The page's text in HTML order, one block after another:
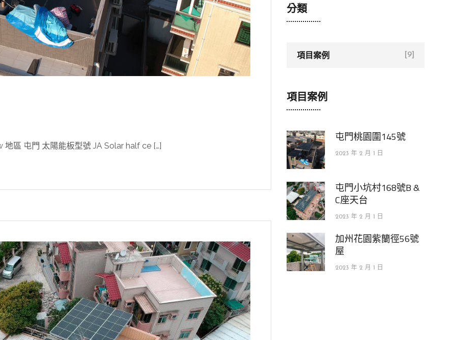
區 屯門 太陽能板型號 JA Solar half ce […]
分類
項目案例 [9]
項目案例
屯門桃園圍145號
2023 年 2 月 1 日
屯門小坑村168號B &
C座天台
2023 年 2 月 1 日
加州花園紫籣徑56號
屋
2023 年 2 月 1 日